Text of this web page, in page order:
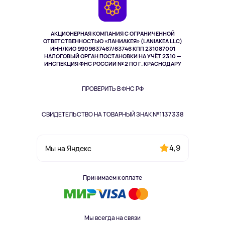
АКЦИОНЕРНАЯ КОМПАНИЯ С ОГРАНИЧЕННОЙ
ОТВЕТСТВЕННОСТЬЮ «ЛАНИАКЕЯ» (LANIAKEA LLC)
ИНН/КИО 9909637467/63746 КПП 231087001
НАЛОГОВЫЙ ОРГАН ПОСТАНОВКИ НА УЧЁТ 2310 —
ИНСПЕКЦИЯ ФНС РОССИИ № 2 ПО Г. КРАСНОДАРУ
ПРОВЕРИТЬ В ФНС РФ
СВИДЕТЕЛЬСТВО НА ТОВАРНЫЙ ЗНАК №1137338
Мы на Яндекс 4,9
Принимаем к оплате
Мы всегда на связи
Здоровье питомцев
Одежда и аксессуары